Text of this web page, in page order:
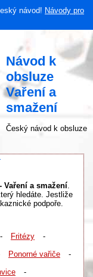
návod! Návody pro
Návod k
obsluze
Vaření a
smažení
Český návod k obsluze
Vaření a smažení
hledáte. Jestliže
podpoře.
- Fritézy
-
Ponorné vařiče
-
-